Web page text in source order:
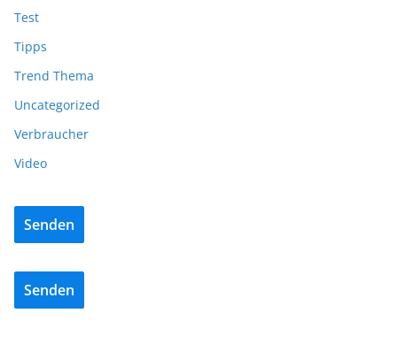
Test
Tipps
Trend Thema
Uncategorized
Verbraucher
Video
Senden
Senden